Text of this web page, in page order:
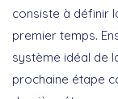
consiste à définir
premier temps.
système idéal de
prochaine étape